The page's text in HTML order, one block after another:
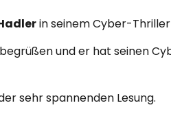
in seinem Cyber-Thriller
und er hat seinen
sehr spannenden Lesung.